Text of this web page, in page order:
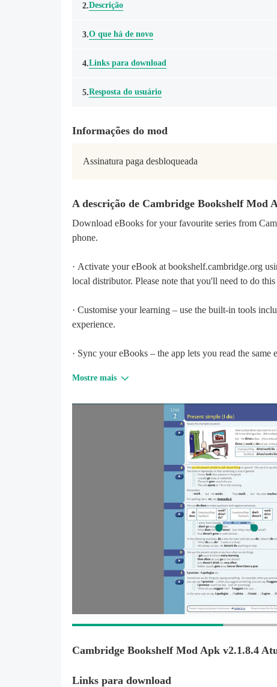
2.Descrição
3.O que há de novo
4.Links para download
5.Resposta do usuário
Informações do mod
Assinatura paga desbloqueada
A descrição de Cambridge Bookshelf Mod
Download eBooks for your favourite series from
phone.
· Activate your eBook at bookshelf.cambridge.org
local distributor. Please note that you'll need to do
· Customise your learning – use the built-in tools
experience.
· Sync your eBooks – the app lets you read the
device and synced next time you’re connected to the
When downloading eBooks, we recommend that
mobile data is not recommended.
For FAQs and full technical requirements, please
ptsupport@cambridge.org.
Mostre mais
Cambridge Bookshelf Mod Apk v2.1.8.4
Links para download